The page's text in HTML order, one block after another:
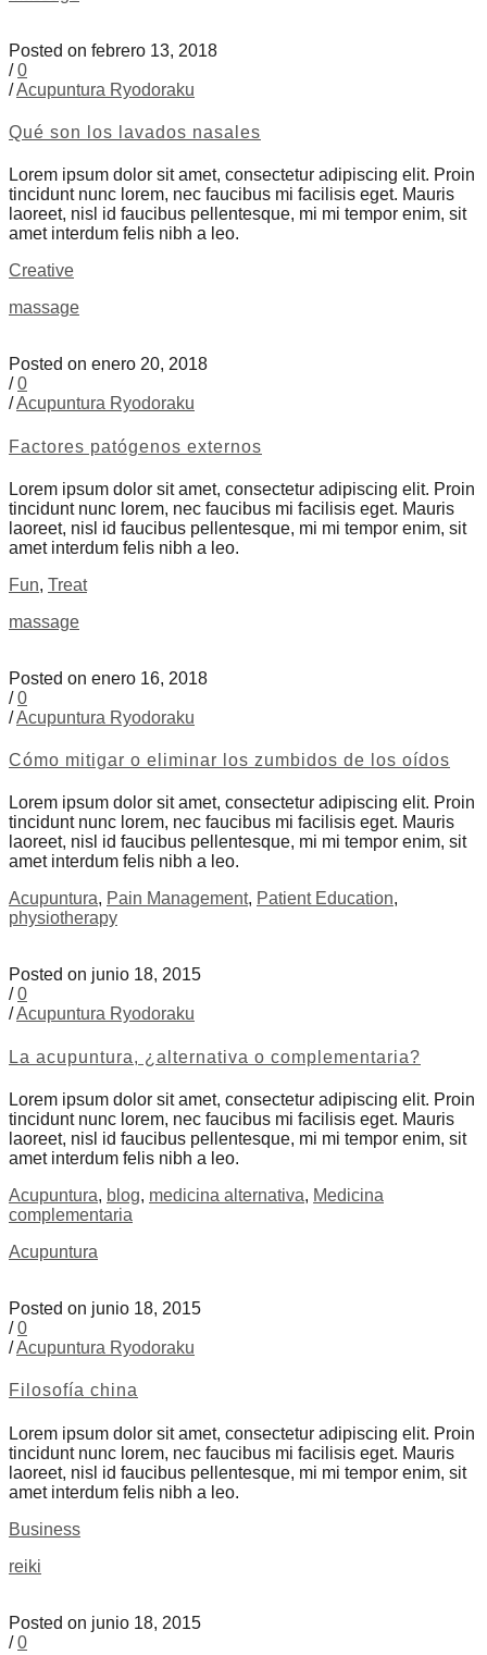
Posted on febrero 13, 2018
/0
/Acupuntura Ryodoraku
Qué son los lavados nasales
Lorem ipsum dolor sit amet, consectetur adipiscing elit. Proin
tincidunt nunc lorem, nec faucibus mi facilisis eget. Mauris
laoreet, nisl id faucibus pellentesque, mi mi tempor enim, sit
amet interdum felis nibh a leo.
Creative
massage
Posted on enero 20, 2018
/0
/Acupuntura Ryodoraku
Factores patógenos externos
Lorem ipsum dolor sit amet, consectetur adipiscing elit. Proin
tincidunt nunc lorem, nec faucibus mi facilisis eget. Mauris
laoreet, nisl id faucibus pellentesque, mi mi tempor enim, sit
amet interdum felis nibh a leo.
Fun, Treat
massage
Posted on enero 16, 2018
/0
/Acupuntura Ryodoraku
Cómo mitigar o eliminar los zumbidos de los oídos
Lorem ipsum dolor sit amet, consectetur adipiscing elit. Proin
tincidunt nunc lorem, nec faucibus mi facilisis eget. Mauris
laoreet, nisl id faucibus pellentesque, mi mi tempor enim, sit
amet interdum felis nibh a leo.
Acupuntura, Pain Management, Patient Education,
physiotherapy
Posted on junio 18, 2015
/ 0
/Acupuntura Ryodoraku
La acupuntura, ¿alternativa o complementaria?
Lorem ipsum dolor sit amet, consectetur adipiscing elit. Proin
tincidunt nunc lorem, nec faucibus mi facilisis eget. Mauris
laoreet, nisl id faucibus pellentesque, mi mi tempor enim, sit
amet interdum felis nibh a leo.
Acupuntura, blog, medicina alternativa, Medicina
complementaria
Acupuntura
Posted on junio 18, 2015
/0
/Acupuntura Ryodoraku
Filosofía china
Lorem ipsum dolor sit amet, consectetur adipiscing elit. Proin
tincidunt nunc lorem, nec faucibus mi facilisis eget. Mauris
laoreet, nisl id faucibus pellentesque, mi mi tempor enim, sit
amet interdum felis nibh a leo.
Business
reiki
Posted on junio 18, 2015
/0